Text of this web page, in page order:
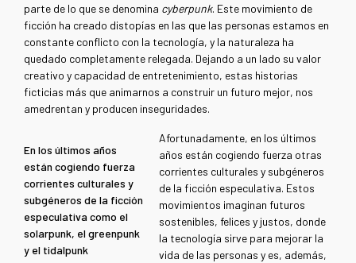
parte de lo que se denomina cyberpunk. Este movimiento de
ficción ha creado distopías en las que las personas estamos en
constante conflicto con la tecnología, y la naturaleza ha
quedado completamente relegada. Dejando a un lado su valor
creativo y capacidad de entretenimiento, estas historias
ficticias más que animarnos a construir un futuro mejor, nos
amedrentan y producen inseguridades.
En los últimos años
están cogiendo fuerza
corrientes culturales y
subgéneros de la ficción
especulativa como el
solarpunk, el greenpunk
y el tidalpunk
Afortunadamente, en los últimos
años están cogiendo fuerza otras
corrientes culturales y subgéneros
de la ficción especulativa. Estos
movimientos imaginan futuros
sostenibles, felices y justos, donde
la tecnología sirve para mejorar la
vida de las personas y es, además,